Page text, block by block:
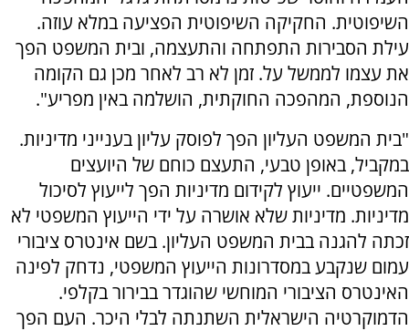
השיפוטית. החקיקה השיפוטית הפציעה במלא עוזה.
עילת הסבירות התפתחה והתעצמה, ובית המשפט הפך
את עצמו לממשל על. זמן לא רב לאחר מכן גם הקומה
הנוספת, המהפכה החוקתית, הושלמה באין מפריע".
"בית המשפט העליון הפך לפוסק עליון בענייני מדיניות.
במקביל, באופן טבעי, התעצם כוחם של היועצים
המשפטיים. ייעוץ לקידום מדיניות הפך לייעוץ לסיכול
מדיניות. מדיניות שלא אושרה על ידי הייעוץ המשפטי לא
זכתה להגנה בבית המשפט העליון. בשם אינטרס ציבורי
עמום שנקבע במסדרונות הייעוץ המשפטי, נדחק לפינה
האינטרס הציבורי המוחשי שהוגדר בבירור בקלפי.
הדמוקרטיה הישראלית השתנתה לבלי היכר. העם הפך